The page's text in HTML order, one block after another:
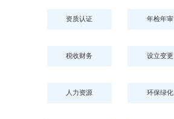
资质认证 年检年审
税收财务 设立变更
人力资源 环保绿化